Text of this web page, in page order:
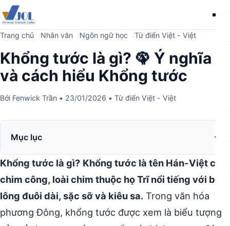
Trang chủ Nhân văn Ngôn ngữ học Từ điển Việt - Việt
Khổng tước là gì? 🦚 Ý nghĩa
và cách hiểu Khổng tước
Bởi Fenwick Trần • 23/01/2026 • Từ điển Việt - Việt
Mục lục
Khổng tước là gì? Khổng tước là tên Hán-Việt của
chim công, loài chim thuộc họ Trĩ nổi tiếng với bộ
lông đuôi dài, sặc sỡ và kiêu sa. Trong văn hóa
phương Đông, khổng tước được xem là biểu tượng